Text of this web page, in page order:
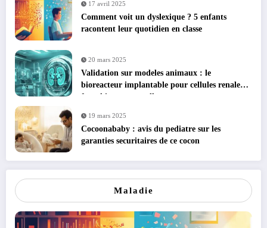
17 avril 2025
Comment voit un dyslexique ? 5 enfants
racontent leur quotidien en classe
20 mars 2025
Validation sur modeles animaux : le
bioreacteur implantable pour cellules renales
franchit une nouvelle etape
19 mars 2025
Cocoonababy : avis du pediatre sur les
garanties securitaires de ce cocon
Maladie